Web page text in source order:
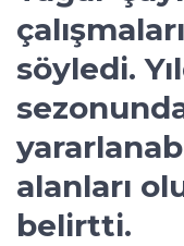
söyledi.
alanları
belirtti.